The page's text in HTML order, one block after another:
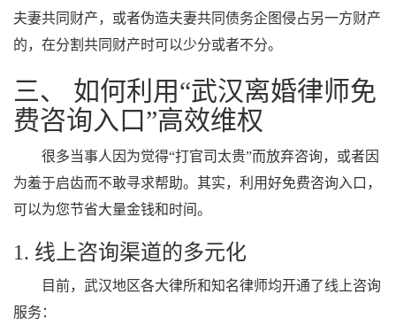
夫妻共同财产，或者伪造夫妻共同债务企图侵占另一方财产
的，在分割共同财产时可以少分或者不分。
三、 如何利用“武汉离婚律师免
费咨询入口”高效维权
很多当事人因为觉得“打官司太贵”而放弃咨询，或者因
为羞于启齿而不敢寻求帮助。其实，利用好免费咨询入口，
可以为您节省大量金钱和时间。
1. 线上咨询渠道的多元化
目前，武汉地区各大律所和知名律师均开通了线上咨询
服务：